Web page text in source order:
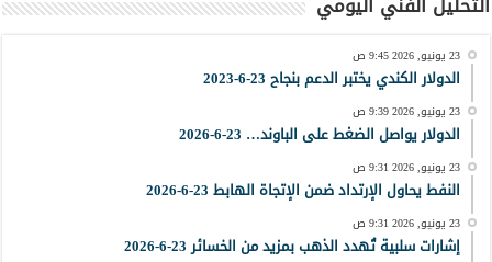
23 يونيو, 2026 9:45 ص
الدولار الكندي يختبر الدعم بنجاح 23-6-2023
23 يونيو, 2026 9:39 ص
الدولار يواصل الضغط على الباوند… 23-6-2026
23 يونيو, 2026 9:31 ص
النفط يحاول الإرتداد ضمن الإتجاة الهابط 23-6-2026
23 يونيو, 2026 9:31 ص
إشارات سلبية تُهدد الذهب بمزيد من الخسائر 23-6-2026